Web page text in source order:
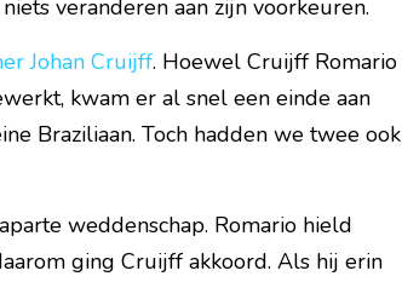
veranderen aan zijn voorkeuren.
Johan Cruijff. Hoewel Cruijff Romario
kwam er al snel een einde aan
Braziliaan. Toch hadden we twee ook
weddenschap. Romario hield
ging Cruijff akkoord. Als hij erin